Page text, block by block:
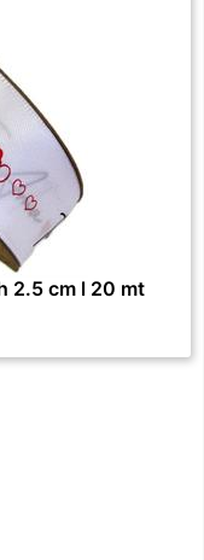
2.5 cm l 20 mt